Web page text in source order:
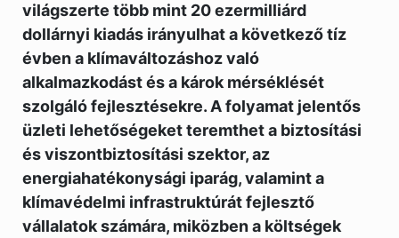
világszerte több mint 20 ezermilliárd
dollárnyi kiadás irányulhat a következő tíz
évben a klímaváltozáshoz való
alkalmazkodást és a károk mérséklését
szolgáló fejlesztésekre. A folyamat jelentős
üzleti lehetőségeket teremthet a biztosítási
és viszontbiztosítási szektor, az
energiahatékonysági iparág, valamint a
klímavédelmi infrastruktúrát fejlesztő
vállalatok számára, miközben a költségek